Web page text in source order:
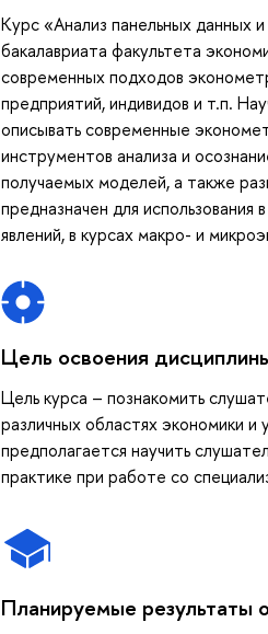
Курс «Анализ панельных данных
бакалавриата факультета
современных подходов
предприятий, индивидов и т.п.
описывать современные
инструментов анализа и
получаемых моделей, а также
предназначен для использования
явлений, в курсах макро- и
Цель освоения
Цель курса – познакомить
различных областях экономики и
предполагается научить
практике при работе со
Планируемые результаты